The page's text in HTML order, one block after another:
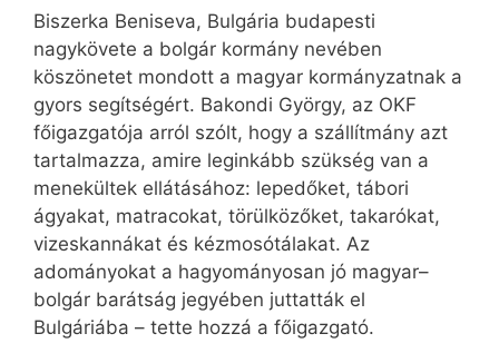
Biszerka Beniseva, Bulgária budapesti
nagykövete a bolgár kormány nevében
köszönetet mondott a magyar kormányzatnak a
gyors segítségért. Bakondi György, az OKF
főigazgatója arról szólt, hogy a szállítmány azt
tartalmazza, amire leginkább szükség van a
menekültek ellátásához: lepedőket, tábori
ágyakat, matracokat, törülközőket, takarókat,
vizeskannákat és kézmosótálakat. Az
adományokat a hagyományosan jó magyar–
bolgár barátság jegyében juttatták el
Bulgáriába – tette hozzá a főigazgató.